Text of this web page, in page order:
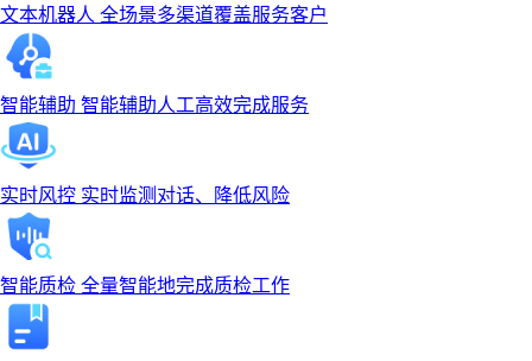
文本机器人 全场景多渠道覆盖服务客户
智能辅助 智能辅助人工高效完成服务
实时风控 实时监测对话、降低风险
智能质检 全量智能地完成质检工作